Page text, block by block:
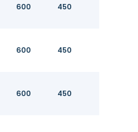
600 450
600 450
600 450